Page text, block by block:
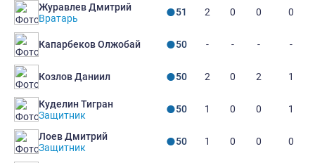
Журавлев Дмитрий
Вратарь
51 2 0 0 0
Капарбеков Олжобай 50 - - - -
Козлов Даниил 50 2 0 2 1
Куделин Тигран
Защитник
50 1 0 0 1
Лоев Дмитрий
Защитник
50 1 0 0 0